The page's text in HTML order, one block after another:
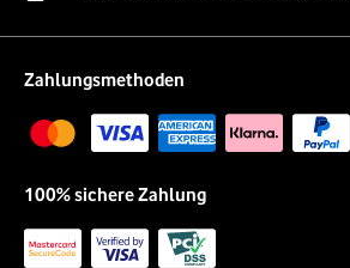
Zahlungsmethoden
100% sichere Zahlung